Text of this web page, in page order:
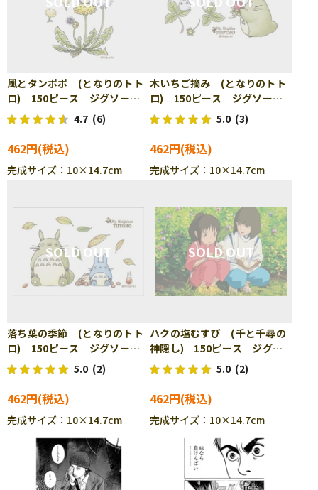
風とタンポポ (となりのトト
ロ) 150ピース ジグソーパ
ズル ENS-150-G10
4.7 (6)
462円
完成サイズ：10×14.7cm
木いちご摘み (となりのトト
ロ) 150ピース ジグソーパ
ズル ENS-150-G11
5.0 (3)
462円
完成サイズ：10×14.7cm
落ち葉の季節 (となりのトト
ロ) 150ピース ジグソーパ
ズル ENS-150-G12
5.0 (2)
462円
完成サイズ：10×14.7cm
ハクの塩むすび (千と千尋の
神隠し) 150ピース ジグソ
ーパズル ENS-150-G15
5.0 (2)
462円
完成サイズ：10×14.7cm